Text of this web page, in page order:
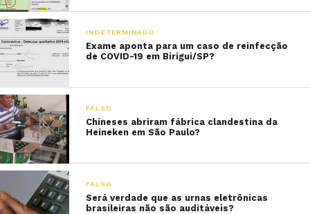
INDETERMINADO
Exame aponta para um caso de reinfecção
de COVID-19 em Birigui/SP?
FALSO
Chineses abriram fábrica clandestina da
Heineken em São Paulo?
FALSO
Será verdade que as urnas eletrônicas
brasileiras não são auditáveis?